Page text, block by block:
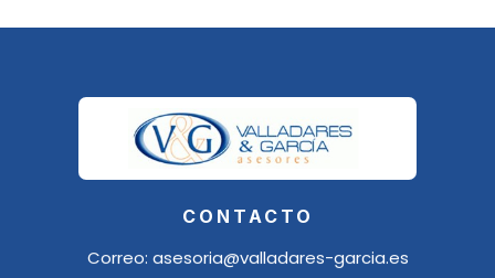
CONTACTO
Correo: asesoria@valladares-garcia.es